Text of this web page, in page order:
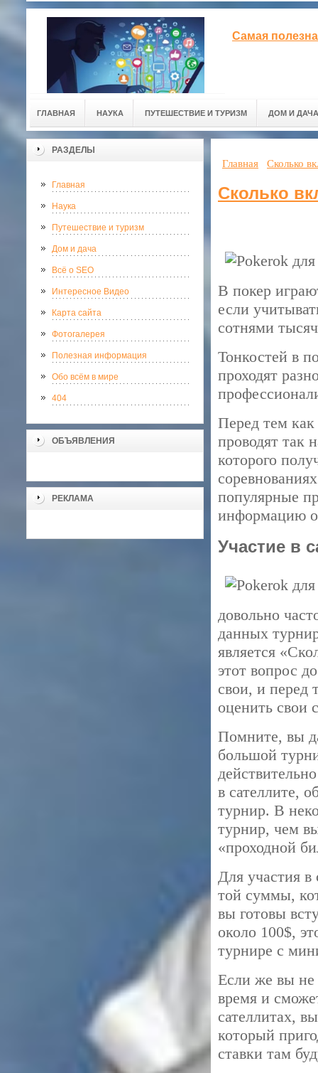
Самая
ГЛАВНАЯ НАУКА ПУТЕШЕСТВИЕ И ТУРИЗМ ДОМ И ДАЧА
РАЗДЕЛЫ
Главная
Наука
Путешествие и туризм
Дом и дача
Всё о SEO
Интересное Видео
Карта сайта
Фотогалерея
Полезная информация
Обо всём в мире
404
ОБЪЯВЛЕНИЯ
РЕКЛАМА
Главная Сколько
Сколько
В покер
если
сотнями
Тонкостей в
проходят
Перед тем
проводят так
которого
популярные
информацию о
Участие в
довольно
данных
является
этот вопрос
свои, и перед
оценить свои
Помните, вы
большой
в сателлите,
турнир. В
турнир, чем
«проходной
Для участия в
той суммы,
вы готовы
около 100$,
турнире с
Если же вы не
время и
сателлитах,
который
ставки там